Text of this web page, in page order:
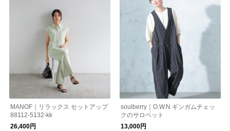
MANOF｜リラックス セットアップ
88112-5132-kk
26,400円
soulberry｜O.W.N ギンガムチェッ
クのサロペット
13,000円